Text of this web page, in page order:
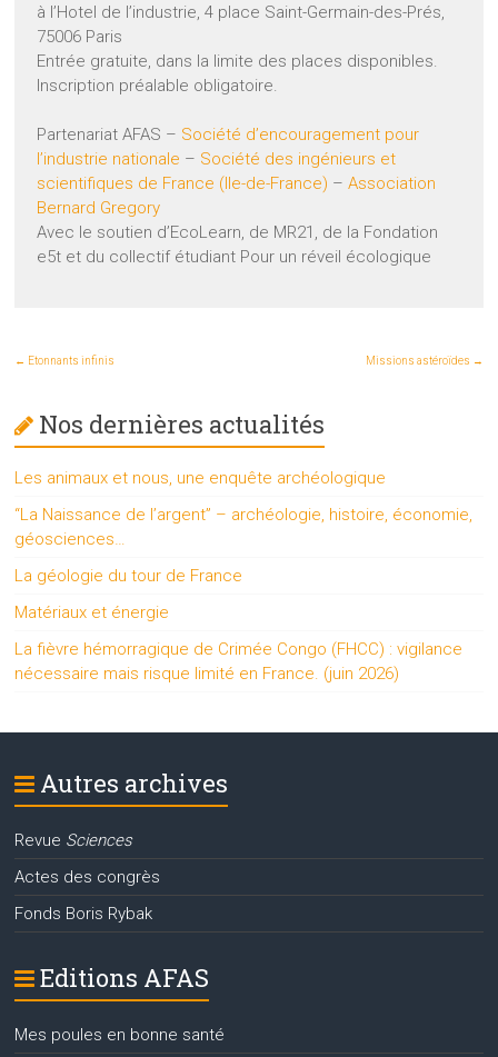
à l’Hotel de l’industrie, 4 place Saint-Germain-des-Prés,
75006 Paris
Entrée gratuite, dans la limite des places disponibles.
Inscription préalable obligatoire.
Partenariat AFAS – Société d’encouragement pour
l’industrie nationale – Société des ingénieurs et
scientifiques de France (Ile-de-France) –Association
Bernard Gregory
Avec le soutien d’EcoLearn, de MR21, de la Fondation
e5t et du collectif étudiant Pour un réveil écologique
← Etonnants infinis Missions astéroïdes →
Nos dernières actualités
Les animaux et nous, une enquête archéologique
“La Naissance de l’argent” – archéologie, histoire, économie,
géosciences…
La géologie du tour de France
Matériaux et énergie
La fièvre hémorragique de Crimée Congo (FHCC) : vigilance
nécessaire mais risque limité en France. (juin 2026)
Autres archives
Revue Sciences
Actes des congrès
Fonds Boris Rybak
Editions AFAS
Mes poules en bonne santé